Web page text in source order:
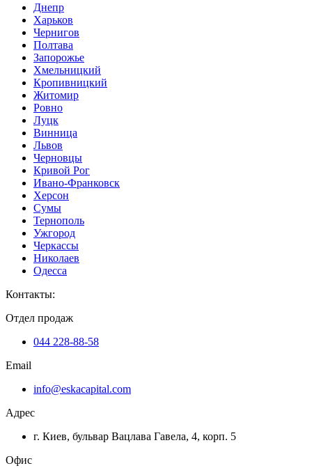
Днепр
Харьков
Чернигов
Полтава
Запорожье
Хмельницкий
Кропивницкий
Житомир
Ровно
Луцк
Винница
Львов
Черновцы
Кривой Рог
Ивано-Франковск
Херсон
Сумы
Тернополь
Ужгород
Черкассы
Николаев
Одесса
Контакты:
Отдел продаж
044 228-88-58
Email
info@eskacapital.com
Адрес
г. Киев, бульвар Вацлава Гавела, 4, корп. 5
Офис